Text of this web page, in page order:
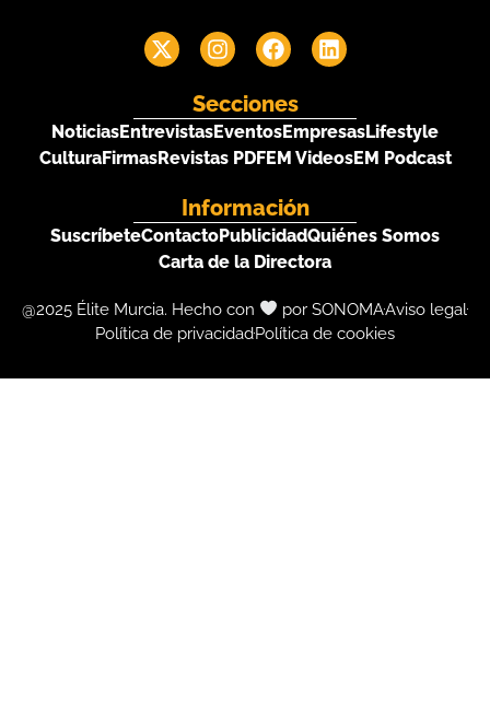
Secciones
NoticiasEntrevistasEventosEmpresasLifestyle
CulturaFirmasRevistas PDFEM VideosEM Podcast
Información
SuscríbeteContactoPublicidadQuiénes Somos
Carta de la Directora
@2025 Élite Murcia. Hecho con por SONOMAAviso legal
Política de privacidadPolítica de cookies